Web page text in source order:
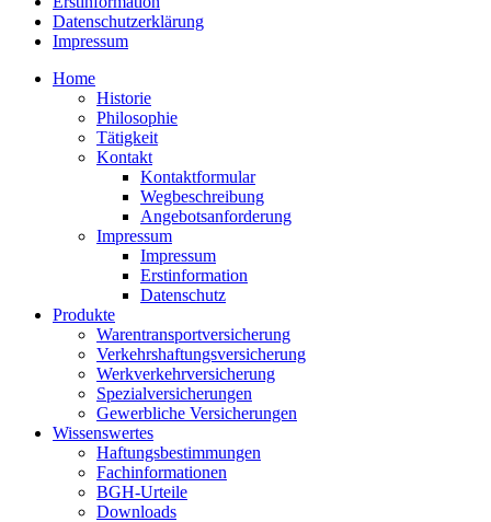
Datenschutzerklärung
Impressum
Home
Historie
Philosophie
Tätigkeit
Kontakt
Kontaktformular
Wegbeschreibung
Angebotsanforderung
Impressum
Impressum
Erstinformation
Datenschutz
Produkte
Warentransportversicherung
Verkehrshaftungsversicherung
Werkverkehrversicherung
Spezialversicherungen
Gewerbliche Versicherungen
Wissenswertes
Haftungsbestimmungen
Fachinformationen
BGH-Urteile
Downloads